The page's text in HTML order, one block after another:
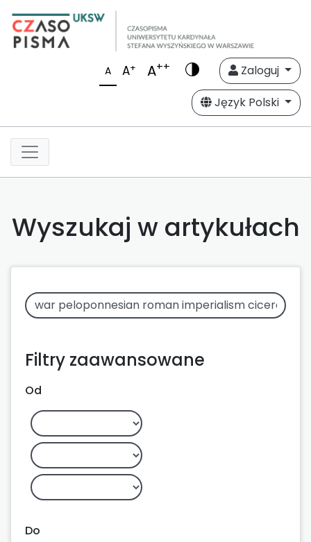
A A+ A++
Zaloguj
Język Polski
Wyszukaj w artykułach
Filtry zaawansowane
Od
Do